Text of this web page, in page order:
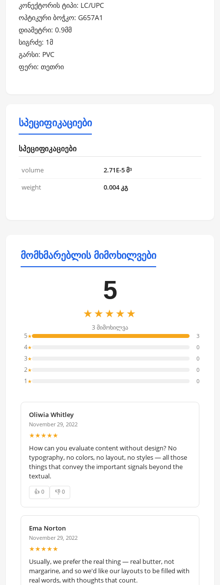
კონექტორის ტიპი: LC/UPC
ოპტიკური ბოჭკო: G657A1
დიამეტრი: 0.9მმ
სიგრძე: 1მ
გარსი: PVC
ფერი: თეთრი
სპეციფიკაციები
სპეციფიკაციები
volume
2.71E-5 მ³
weight
0.004 კგ
მომხმარებლის მიმოხილვები
5
★★★★★
3 მიმოხილვა
5★ 3
4★ 0
3★ 0
2★ 0
1 ★ 0
Oliwia Whitley
November 29, 2022
★★★★★
How can you evaluate content without design? No
typography, no colors, no layout, no styles — all those
things that convey the important signals beyond the
textual.
👍 0 👎 0
Ema Norton
November 29, 2022
★★★★★
Usually, we prefer the real thing — real butter, not
margarine, and so we'd like our layouts to be filled with
real words, with thoughts that count.